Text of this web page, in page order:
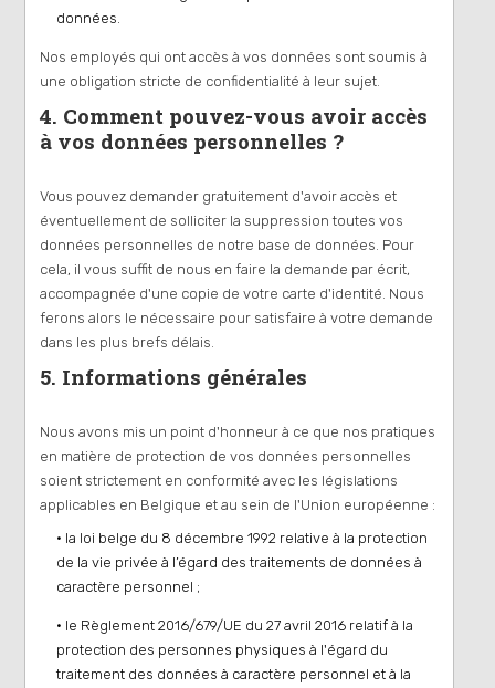
données.
Nos employés qui ont accès à vos données sont soumis à
une obligation stricte de confidentialité à leur sujet.
4. Comment pouvez-vous avoir accès
à vos données personnelles ?
Vous pouvez demander gratuitement d'avoir accès et
éventuellement de solliciter la suppression toutes vos
données personnelles de notre base de données. Pour
cela, il vous suffit de nous en faire la demande par écrit,
accompagnée d'une copie de votre carte d'identité. Nous
ferons alors le nécessaire pour satisfaire à votre demande
dans les plus brefs délais.
5. Informations générales
Nous avons mis un point d'honneur à ce que nos pratiques
en matière de protection de vos données personnelles
soient strictement en conformité avec les législations
applicables en Belgique et au sein de l'Union européenne :
• la loi belge du 8 décembre 1992 relative à la protection
de la vie privée à l’égard des traitements de données à
caractère personnel ;
• le Règlement 2016/679/UE du 27 avril 2016 relatif à la
protection des personnes physiques à l'égard du
traitement des données à caractère personnel et à la